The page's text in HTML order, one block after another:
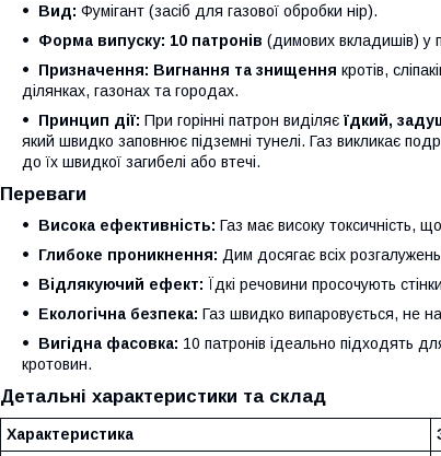
Вид: Фумігант (засіб для газової обробки нір).
Форма випуску: 10 патронів (димових вкладишів) у
Призначення: Вигнання та знищення кротів,
ділянках, газонах та городах.
Принцип дії: При горінні патрон виділяє їдкий,
який швидко заповнює підземні тунелі. Газ викликає
до їх швидкої загибелі або втечі.
Переваги
Висока ефективність: Газ має високу токсичність,
Глибоке проникнення: Дим досягає всіх
Відлякуючий ефект: Їдкі речовини просочують
Екологічна безпека: Газ швидко випаровується, не
Вигідна фасовка: 10 патронів ідеально підходять
кротовин.
Детальні характеристики та склад
Характеристика